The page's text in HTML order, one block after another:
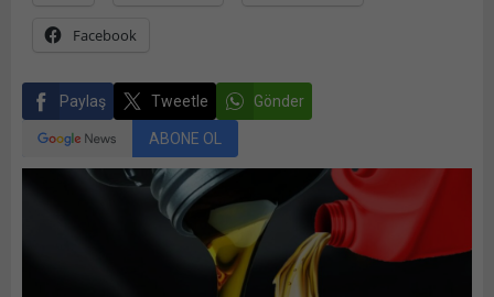
Facebook
Paylaş Tweetle Gönder
ABONE OL